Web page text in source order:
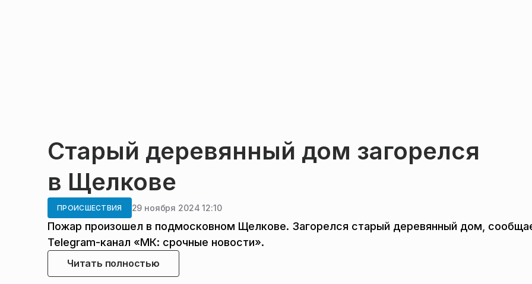
Старый деревянный дом загорелся
в Щелкове
ПРОИСШЕСТВИЯ 29 ноября 2024 12:10
Пожар произошел в подмосковном Щелкове. Загорелся старый деревянный дом,
Telegram-канал «МК: срочные новости».
Читать полностью